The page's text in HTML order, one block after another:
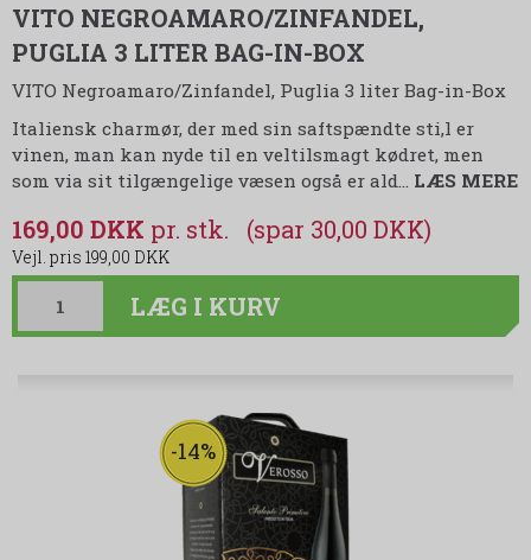
VITO NEGROAMARO/ZINFANDEL,
PUGLIA 3 LITER BAG-IN-BOX
VITO Negroamaro/Zinfandel, Puglia 3 liter Bag-in-Box
Italiensk charmør, der med sin saftspændte sti,l er
vinen, man kan nyde til en veltilsmagt kødret, men
som via sit tilgængelige væsen også er ald
LÆS MERE
169,00 DKK
199,00 DKK
(spar 30,00 DKK)
LÆG I KURV
-14%